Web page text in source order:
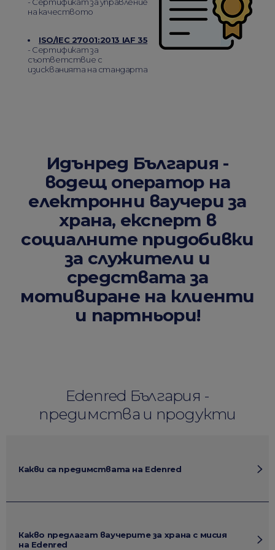
на качеството
ISO/IEC 27001:2013 IAF 35
- Сертификат за
съответствие с
изискванията на стандарта
Идънред България -
водещ оператор на
електронни ваучери за
храна, експерт в
социалните придобивки
за служители и
средствата за
мотивиране на клиенти
и партньори!
Edenred България -
предимства и продукти
Какви са предимствата на Edenred
Какво предлагат ваучерите за храна с мисия
на Edenred